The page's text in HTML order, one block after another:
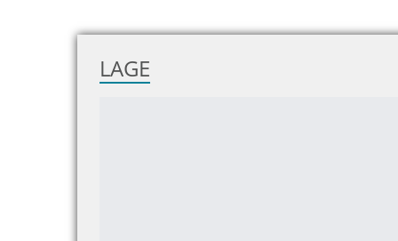
LAGE